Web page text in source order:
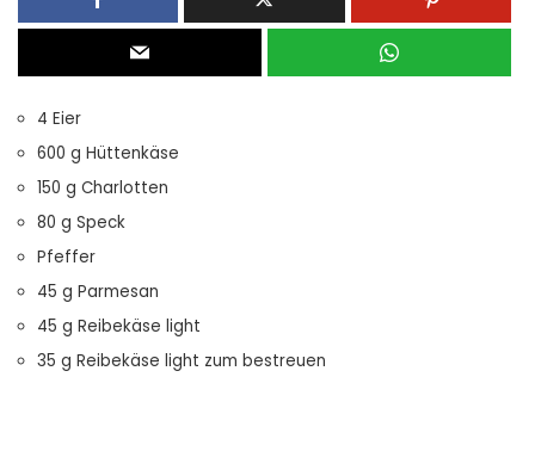
4 Eier
600 g Hüttenkäse
150 g Charlotten
80 g Speck
Pfeffer
45 g Parmesan
45 g Reibekäse light
35 g Reibekäse light zum bestreuen